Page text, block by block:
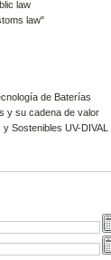
law
law"
de Baterías
y su cadena de valor
Sostenibles UV-DIVAL